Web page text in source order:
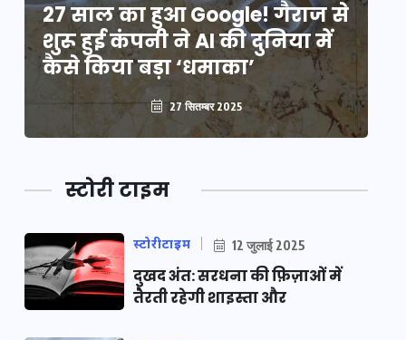
27 साल का हुआ Google! गैराज से
शुरू हुई कंपनी ने AI की दुनिया में
कैसे किया बड़ा ‘धमाका’
27 सितम्बर 2025
स्टोरी टाइम
स्टोरीटाइम 12 जुलाई 2025
दुखद अंत: सरधना की फ़िज़ाओं में
तैरती रहेगी शाइस्ता और